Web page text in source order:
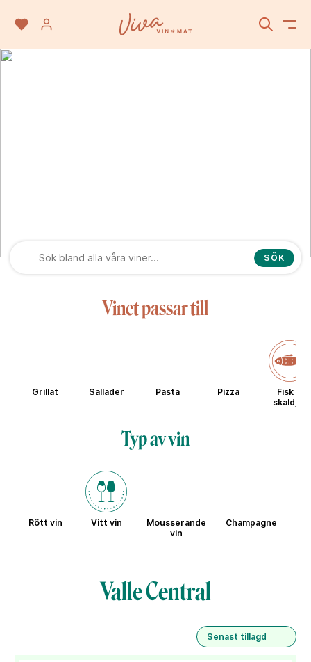
SÖK
Vinet passar till
Grillat Sallader Pasta Pizza
Fisk &
skaldjur
Typ av vin
Rött vin Vitt vin
Mousserande
vin
Champagne
Valle Central
Senast tillagd